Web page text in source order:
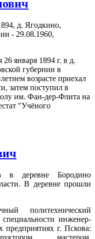
д. Ягодкино,
- 29.08.1960,
января 1894 г. в д.
губернии в
возрасте приехал
затем поступил в
им. Фан-дер-Флита на
"Учёного
в деревне Бородино
В деревне прошли
политехнический
инженер-
предприятиях г. Пскова:
мастером,